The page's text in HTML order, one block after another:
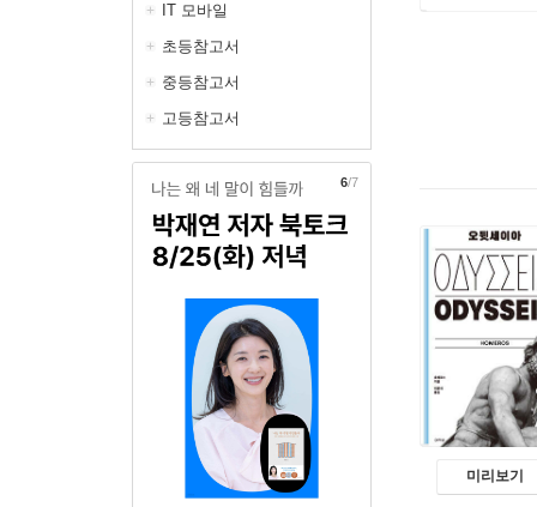
IT 모바일
초등참고서
중등참고서
고등참고서
7/7
미리보기